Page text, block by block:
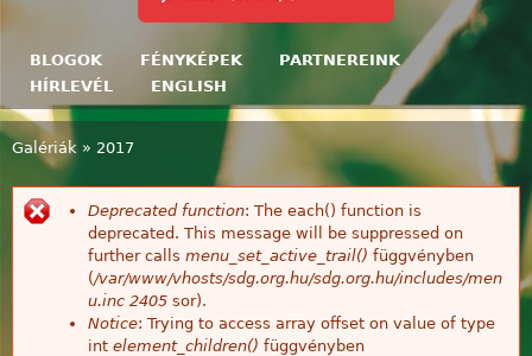
BLOGOK FÉNYKÉPEK
PARTNEREINK
HÍRLEVÉL
ENGLISH
Jelenlegi hely
Galériák » 2017
Hibaüzenet
Deprecated function: The each() function is
deprecated. This message will be suppressed on
further calls menu_set_active_trail() függvényben
(/var/www/vhosts/sdg.org.hu/sdg.org.hu/includes/men
u.inc 2405 sor).
Notice: Trying to access array offset on value of type
int element_children() függvényben